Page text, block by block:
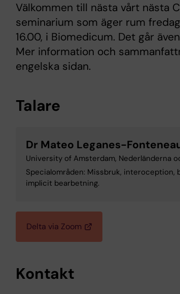
Välkommen till nästa vårt nästa
seminarium som äger rum
16.00, i Biomedicum. Det går
Mer information och
engelska sidan.
Talare
Dr Mateo Leganes-
University of Amsterdam, Nederländerna
Specialområden: Missbruk, interoception,
implicit bearbetning.
Delta via Zoom
Kontakt